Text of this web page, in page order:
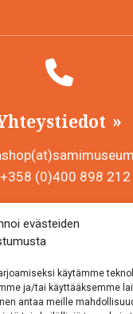
evästeiden
käytämme
ja/tai käyttääksemme
antaa meille
+358 (0)400 898 212
tunnus 0625907-2
Inarintie 46
99870 Inari